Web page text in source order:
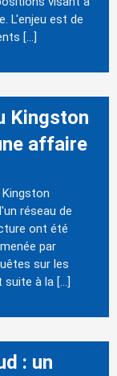
L'enjeu est de
[…]
Kingston
affaire
réseau de
ont été
par
sur les
à la […]
: un